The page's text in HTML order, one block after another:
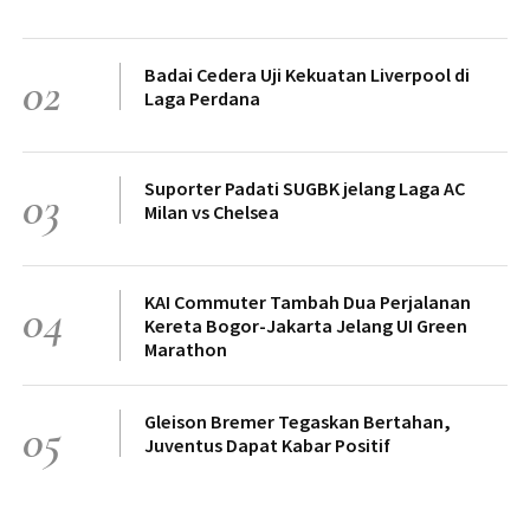
02
Badai Cedera Uji Kekuatan Liverpool di
Laga Perdana
03
Suporter Padati SUGBK jelang Laga AC
Milan vs Chelsea
04
KAI Commuter Tambah Dua Perjalanan
Kereta Bogor-Jakarta Jelang UI Green
Marathon
05
Gleison Bremer Tegaskan Bertahan,
Juventus Dapat Kabar Positif